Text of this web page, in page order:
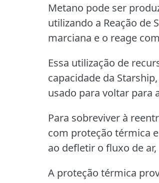
Metano pode ser
utilizando a Reação de
marciana e o reage
Essa utilização de
capacidade da
usado para voltar para
Para sobreviver à
com proteção térmica
ao defletir o fluxo de
A proteção térmica